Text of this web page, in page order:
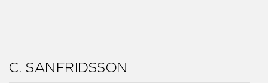
C. SANFRIDSSON